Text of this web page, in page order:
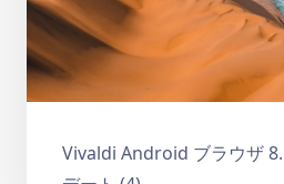
Vivaldi Android ブラウザ